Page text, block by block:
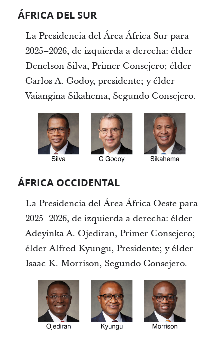
ÁFRICA DEL SUR
La Presidencia del Área África Sur para
2025–2026, de izquierda a derecha: élder
Denelson Silva, Primer Consejero; élder
Carlos A. Godoy, presidente; y élder
Vaiangina Sikahema, Segundo Consejero.
ÁFRICA OCCIDENTAL
La Presidencia del Área África Oeste para
2025–2026, de izquierda a derecha: élder
Adeyinka A. Ojediran, Primer Consejero;
élder Alfred Kyungu, Presidente; y élder
Isaac K. Morrison, Segundo Consejero.